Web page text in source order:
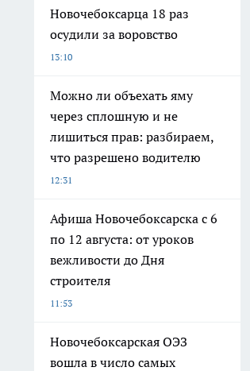
Новочебоксарца 18 раз
осудили за воровство
13:10
Можно ли объехать яму
через сплошную и не
лишиться прав: разбираем,
что разрешено водителю
12:31
Афиша Новочебоксарска с 6
по 12 августа: от уроков
вежливости до Дня
строителя
11:53
Новочебоксарская ОЭЗ
вошла в число самых